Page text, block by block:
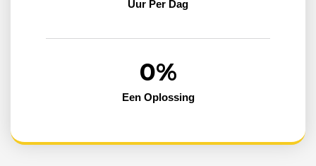
Uur Per Dag
Een Oplossing
0%